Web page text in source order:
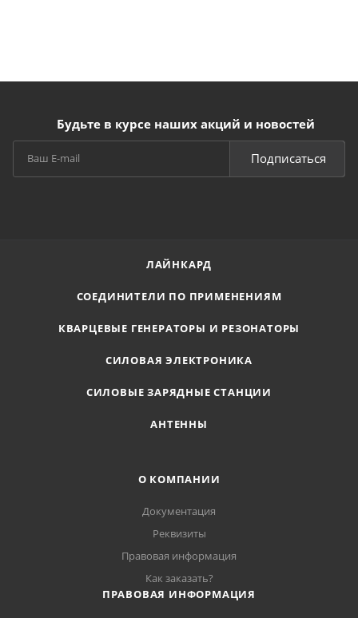
Будьте в курсе наших акций и новостей
Подписаться
ЛАЙНКАРД
СОЕДИНИТЕЛИ ПО ПРИМЕНЕНИЯМ
КВАРЦЕВЫЕ ГЕНЕРАТОРЫ И РЕЗОНАТОРЫ
СИЛОВАЯ ЭЛЕКТРОНИКА
СИЛОВЫЕ ЗАРЯДНЫЕ СТАНЦИИ
АНТЕННЫ
О КОМПАНИИ
Документация
Реквизиты
Правовая информация
Как заказать?
ПРАВОВАЯ ИНФОРМАЦИЯ